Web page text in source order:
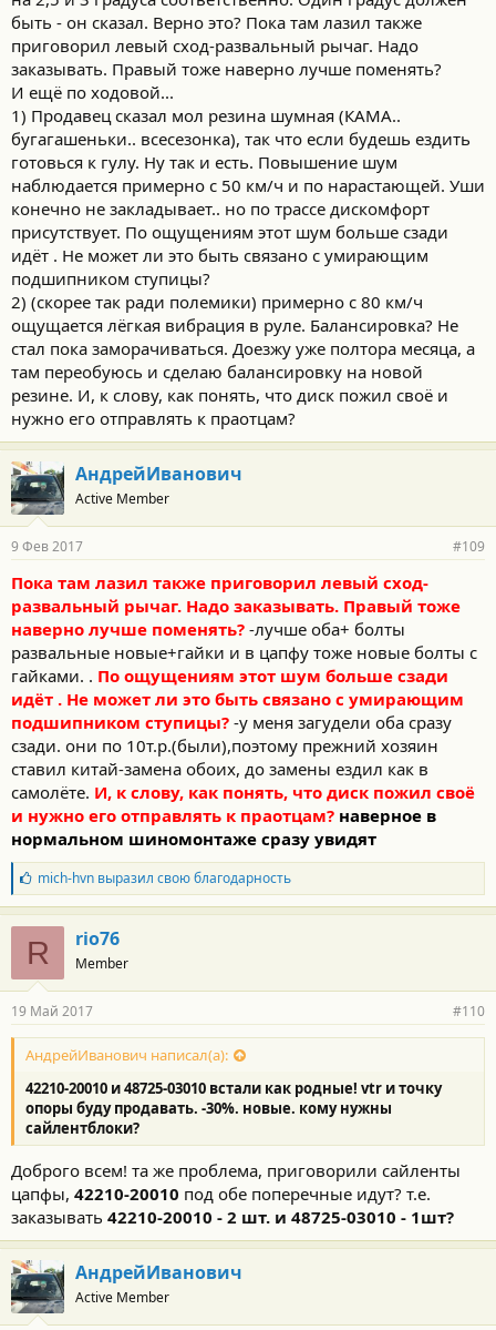
быть - он сказал. Верно это? Пока там лазил также
приговорил левый сход-развальный рычаг. Надо
заказывать. Правый тоже наверно лучше поменять?
И ещё по ходовой...
1) Продавец сказал мол резина шумная (КАМА..
бугагашеньки.. всесезонка), так что если будешь ездить
готовься к гулу. Ну так и есть. Повышение шум
наблюдается примерно с 50 км/ч и по нарастающей. Уши
конечно не закладывает.. но по трассе дискомфорт
присутствует. По ощущениям этот шум больше сзади
идёт . Не может ли это быть связано с умирающим
подшипником ступицы?
2) (скорее так ради полемики) примерно с 80 км/ч
ощущается лёгкая вибрация в руле. Балансировка? Не
стал пока заморачиваться. Доезжу уже полтора месяца, а
там переобуюсь и сделаю балансировку на новой
резине. И, к слову, как понять, что диск пожил своё и
нужно его отправлять к праотцам?
АндрейИванович
Active Member
9 Фев 2017 #109
Пока там лазил также приговорил левый сход-
развальный рычаг. Надо заказывать. Правый тоже
наверно лучше поменять? -лучше оба+ болты
развальные новые+гайки и в цапфу тоже новые болты с
гайками. . По ощущениям этот шум больше сзади
идёт . Не может ли это быть связано с умирающим
подшипником ступицы? -у меня загудели оба сразу
сзади. они по 10т.р.(были),поэтому прежний хозяин
ставил китай-замена обоих, до замены ездил как в
самолёте. И, к слову, как понять, что диск пожил своё
и нужно его отправлять к праотцам? наверное в
нормальном шиномонтаже сразу увидят
Б
л
а
г
о
д
а
н
о
с
и
:
mich-hvnвыразил свою благодарность
R rio76
Member
19 Май 2017 #110
АндрейИванович написал(а):
42210-20010 и48725-03010 встали как родные! vtr и точку
опоры буду продавать. -30%. новые. кому нужны
сайлентблоки?
Доброго всем! та же проблема, приговорили сайленты
цапфы, 42210-20010 под обе поперечные идут? т.е.
заказывать 42210-20010 - 2 шт. и 48725-03010 - 1шт?
АндрейИванович
Active Member